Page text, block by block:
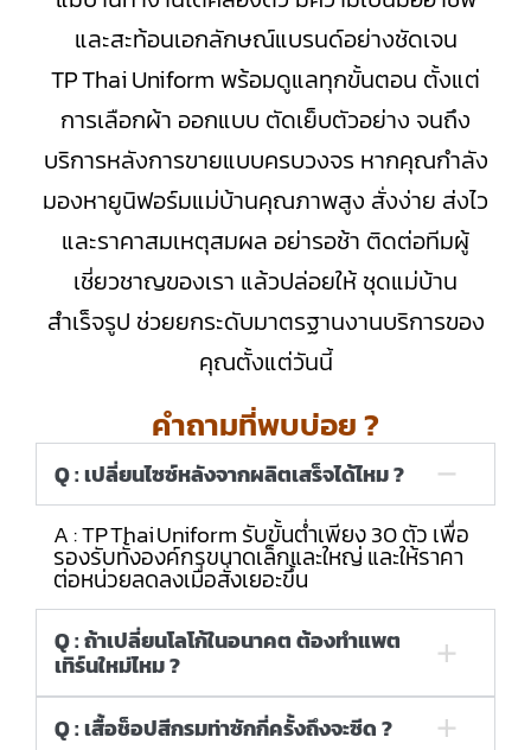
และสะท้อนเอกลักษณ์แบรนด์อย่างชัดเจน
TP Thai Uniform พร้อมดูแลทุกขั้นตอน ตั้งแต่
การเลือกผ้า ออกแบบ ­ตัดเย็บตัวอย่าง จนถึง
บริการหลังการขายแบบครบวงจร หากคุณกำลัง
มองหายูนิฟอร์มแม่บ้านคุณภาพสูง สั่งง่าย ส่งไว
และราคาสมเหตุสมผล อย่ารอช้า ติดต่อทีมผู้
เชี่ยวชาญของเรา แล้วปล่อยให้ ชุดแม่บ้าน
สำเร็จรูป ช่วยยกระดับมาตรฐานงานบริการของ
คุณตั้งแต่วันนี้
คำถามที่พบบ่อย ?
Q : เปลี่ยนไซซ์หลังจากผลิตเสร็จได้ไหม ?
A : TP Thai Uniform รับขั้นต่ำเพียง 30 ตัว เพื่อ
รองรับทั้งองค์กรขนาดเล็กและใหญ่ และให้ราคา
ต่อหน่วยลดลงเมื่อสั่งเยอะขึ้น
Q : ถ้าเปลี่ยนโลโก้ในอนาคต ต้องทำแพต
เทิร์นใหม่ไหม ?
Q : เสื้อช็อปสีกรมท่าซักกี่ครั้งถึงจะซีด ?